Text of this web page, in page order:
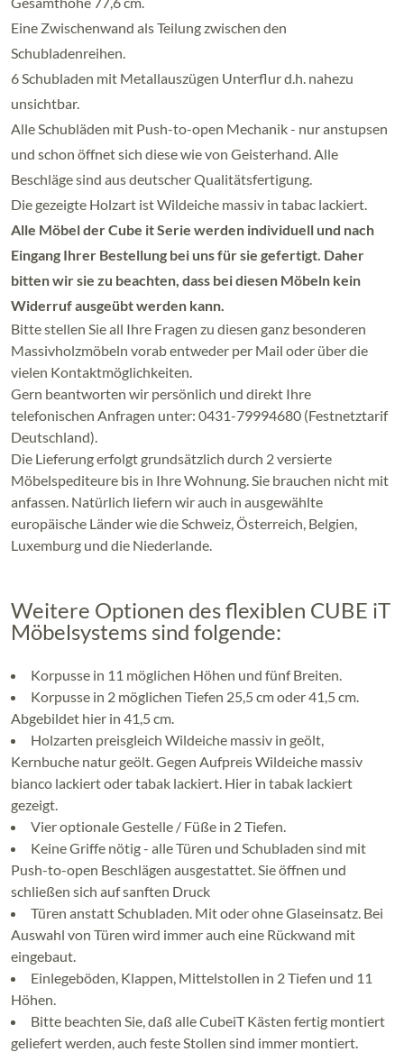
Eine Zwischenwand als Teilung zwischen den
Schubladenreihen.
6 Schubladen mit Metallauszügen Unterflur d.h. nahezu
unsichtbar.
Alle Schubläden mit Push-to-open Mechanik - nur anstupsen
und schon öffnet sich diese wie von Geisterhand. Alle
Beschläge sind aus deutscher Qualitätsfertigung.
Die gezeigte Holzart ist Wildeiche massiv in tabac lackiert.
Alle Möbel der Cube it Serie werden individuell und nach
Eingang Ihrer Bestellung bei uns für sie gefertigt. Daher
bitten wir sie zu beachten, dass bei diesen Möbeln kein
Widerruf ausgeübt werden kann.
Bitte stellen Sie all Ihre Fragen zu diesen ganz besonderen
Massivholzmöbeln vorab entweder per Mail oder über die
vielen Kontaktmöglichkeiten.
Gern beantworten wir persönlich und direkt Ihre
telefonischen Anfragen unter: 0431-79994680 (Festnetztarif
Deutschland).
Die Lieferung erfolgt grundsätzlich durch 2 versierte
Möbelspediteure bis in Ihre Wohnung. Sie brauchen nicht mit
anfassen. Natürlich liefern wir auch in ausgewählte
europäische Länder wie die Schweiz, Österreich, Belgien,
Luxemburg und die Niederlande.
Weitere Optionen des flexiblen CUBE iT
Möbelsystems sind folgende:
Korpusse in 11 möglichen Höhen und fünf Breiten.
Korpusse in 2 möglichen Tiefen 25,5 cm oder 41,5 cm.
Abgebildet hier in 41,5 cm.
Holzarten preisgleich Wildeiche massiv in geölt,
Kernbuche natur geölt. Gegen Aufpreis Wildeiche massiv
bianco lackiert oder tabak lackiert. Hier in tabak lackiert
gezeigt.
Vier optionale Gestelle / Füße in 2 Tiefen.
Keine Griffe nötig - alle Türen und Schubladen sind mit
Push-to-open Beschlägen ausgestattet. Sie öffnen und
schließen sich auf sanften Druck
Türen anstatt Schubladen. Mit oder ohne Glaseinsatz. Bei
Auswahl von Türen wird immer auch eine Rückwand mit
eingebaut.
Einlegeböden, Klappen, Mittelstollen in 2 Tiefen und 11
Höhen.
Bitte beachten Sie, daß alle CubeiT Kästen fertig montiert
geliefert werden, auch feste Stollen sind immer montiert.